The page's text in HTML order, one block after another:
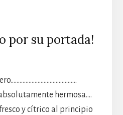
por su portada!
hermosa….
y cítrico al principio